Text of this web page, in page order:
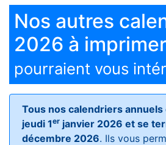
Nos autres
2026 à imprimer
pourraient vous
Tous nos calendriers
jeudi 1er janvier 2026 et se
décembre 2026. Ils vous